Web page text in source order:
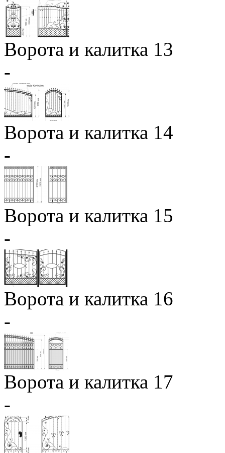
Ворота и калитка 13
-
Ворота и калитка 14
-
Ворота и калитка 15
-
Ворота и калитка 16
-
Ворота и калитка 17
-